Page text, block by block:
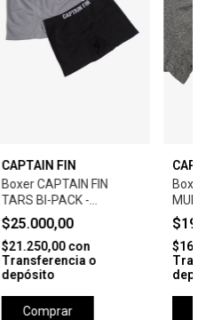
CAPTAIN FIN
Boxer CAPTAIN FIN
TARS BI-PACK -
GRIS/NEGRO
$25.000,00
$21.250,00con
Transferencia o
depósito
Comprar